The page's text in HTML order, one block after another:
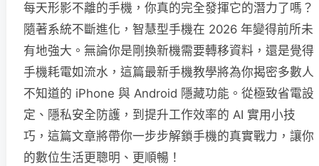
每天形影不離的手機，你真的完全發揮它的潛力了嗎？
隨著系統不斷進化，智慧型手機在 2026 年變得前所未
有地強大。無論你是剛換新機需要轉移資料，還是覺得
手機耗電如流水，這篇最新手機教學將為你揭密多數人
不知道的 iPhone 與 Android 隱藏功能。從極致省電設
定、隱私安全防護，到提升工作效率的 AI 實用小技
巧，這篇文章將帶你一步步解鎖手機的真實戰力，讓你
的數位生活更聰明、更順暢！